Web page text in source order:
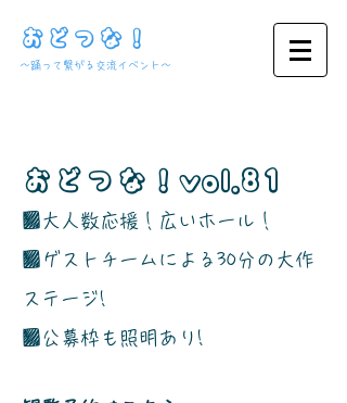
おどつな！
​～踊って繋がる交流イベント～
おどつな！vol.81
​■大人数応援！広いホール！
■ゲストチームによる30分の大作
ステージ!
■公募枠も照明あり!